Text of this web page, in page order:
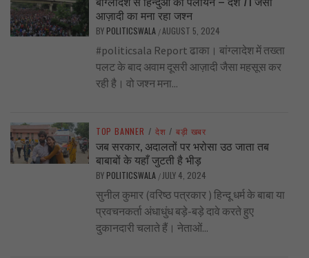
आज़ादी का मना रहा जश्न
BY POLITICSWALA /AUGUST 5, 2024
#politicsala Report ढाका। बांग्लादेश में तख्ता
पलट के बाद अवाम दूसरी आज़ादी जैसा महसूस कर
रही है। वो जश्न मना...
TOP BANNER / देश / बड़ी खबर
जब सरकार, अदालतों पर भरोसा उठ जाता तब
बाबाबों के यहाँ जुटती है भीड़
BY POLITICSWALA / JULY 4, 2024
सुनील कुमार (वरिष्ठ पत्रकार ) हिन्दू धर्म के बाबा या
प्रवचनकर्ता अंधाधुंध बड़े-बड़े दावे करते हुए
दुकानदारी चलाते हैं। नेताओं...